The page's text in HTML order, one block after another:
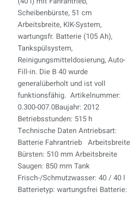
Scheibenbürste, 51 cm
Arbeitsbreite, KIK-System,
wartungsfr. Batterie (105 Ah),
Tankspülsystem,
Reinigungsmitteldosierung, Auto-
Fill-in. Die B 40 wurde
generalüberholt und ist voll
funktionsfähig. Artikelnummer:
0.300-007.0Baujahr: 2012
Betriebsstunden: 515 h
Technische Daten Antriebsart:
Batterie Fahrantrieb Arbeitsbreite
Bürsten: 510 mm Arbeitsbreite
Saugen: 850 mm Tank
Frisch-/Schmutzwasser: 40 / 40 l
Batterietyp: wartungsfrei Batterie: